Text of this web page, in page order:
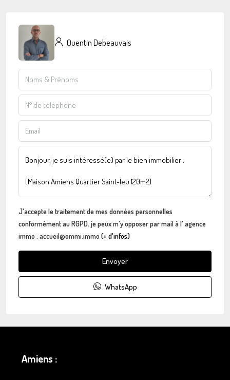
Quentin Debeauvais
J'accepte le traitement de mes données personnelles
conformément au RGPD, je peux m'y opposer par mail à l' agence
immo : accueil@ommi.immo(+ d'infos)
Envoyer
WhatsApp
Amiens :